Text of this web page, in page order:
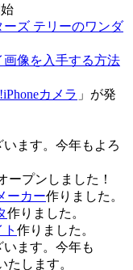
ーズ テリーのワンダ
像を入手する方法
カメラ 」が発
ます。今年もよろ
ープンしました！
ーカー作りました。
作りました。
作りました。
ます。今年も
たします。